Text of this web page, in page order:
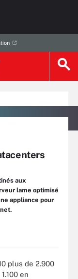
aux
lame optimisé
appliance pour
plus de 2.900
en